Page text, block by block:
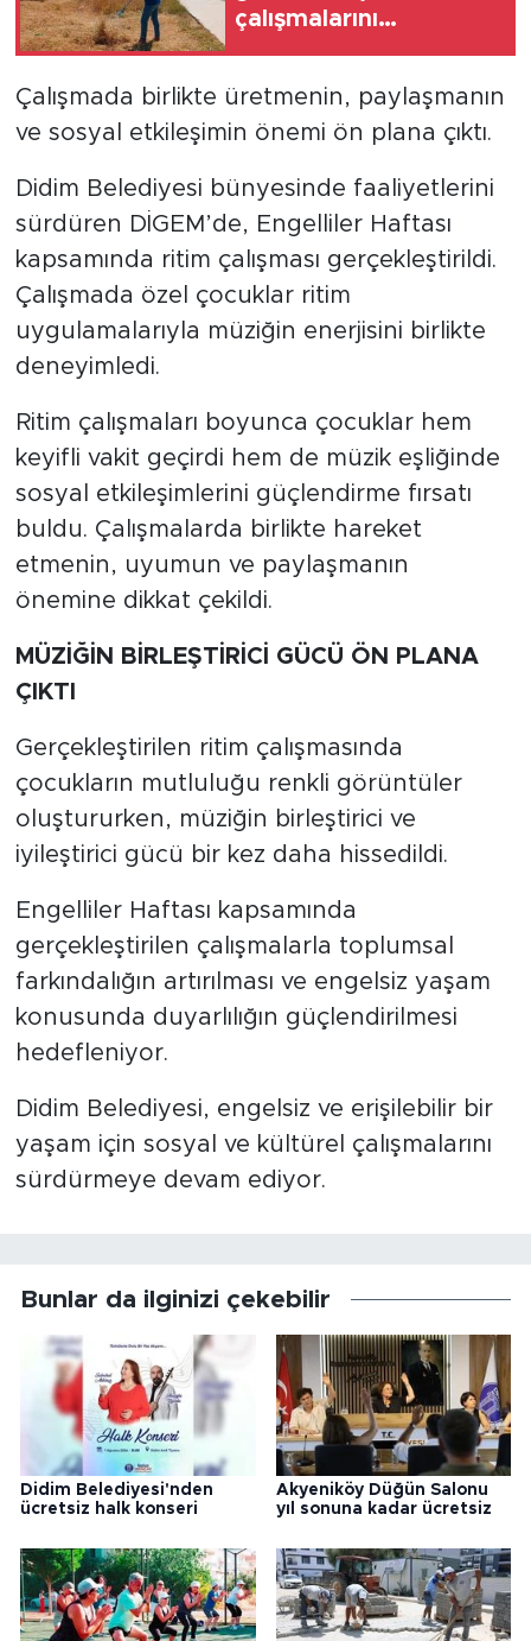
çalışmalarını
Çalışmada birlikte üretmenin, paylaşmanın
ve sosyal etkileşimin önemi ön plana çıktı.
Didim Belediyesi bünyesinde faaliyetlerini
sürdüren DİGEM’de, Engelliler Haftası
kapsamında ritim çalışması gerçekleştirildi.
Çalışmada özel çocuklar ritim
uygulamalarıyla müziğin enerjisini birlikte
deneyimledi.
Ritim çalışmaları boyunca çocuklar hem
keyifli vakit geçirdi hem de müzik eşliğinde
sosyal etkileşimlerini güçlendirme fırsatı
buldu. Çalışmalarda birlikte hareket
etmenin, uyumun ve paylaşmanın
önemine dikkat çekildi.
MÜZİĞİN BİRLEŞTİRİCİ GÜCÜ ÖN PLANA
ÇIKTI
Gerçekleştirilen ritim çalışmasında
çocukların mutluluğu renkli görüntüler
oluştururken, müziğin birleştirici ve
iyileştirici gücü bir kez daha hissedildi.
Engelliler Haftası kapsamında
gerçekleştirilen çalışmalarla toplumsal
farkındalığın artırılması ve engelsiz yaşam
konusunda duyarlılığın güçlendirilmesi
hedefleniyor.
Didim Belediyesi, engelsiz ve erişilebilir bir
yaşam için sosyal ve kültürel çalışmalarını
sürdürmeye devam ediyor.
Bunlar da ilginizi çekebilir
Didim Belediyesi'nden
ücretsiz halk konseri
Akyeniköy Düğün Salonu
yıl sonuna kadar ücretsiz